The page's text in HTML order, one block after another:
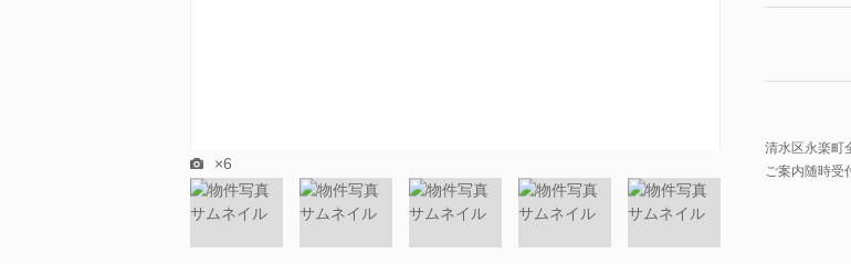
×6
清水区永楽町
ご案内随時受